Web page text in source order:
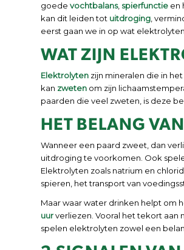
goede vochtbalans, spierfunctie en
kan dit leiden tot uitdroging ,
eerst gaan we in op wat elektrolyten
WAT ZIJN
Elektrolyten zijn mineralen die in
kan zweten om zijn
paarden die veel zweten, is deze
HET BELANG
Wanneer een paard zweet, dan
uitdroging te voorkomen. Ook
Elektrolyten zoals natrium en
spieren, het transport van
Maar waar water drinken helpt om
uurverliezen. Vooral het tekort aan
spelen elektrolyten zowel een